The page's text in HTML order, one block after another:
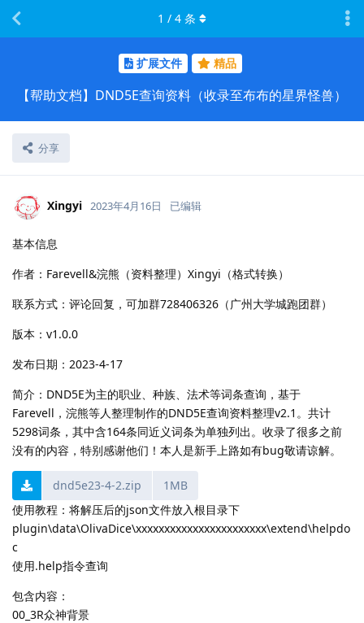
扩展文件 精品
【帮助文档】DND5E查询资料（收录至布布的星界怪兽）
分享
1 / 4 条
Xingyi 2023年4月16日 已编辑
基本信息
作者：Farevell&浣熊（资料整理）Xingyi（格式转换）
联系方式：评论回复，可加群728406326（广州大学城跑团群）
版本：v1.0.0
发布日期：2023-4-17
简介：DND5E为主的职业、种族、法术等词条查询，基于
Farevell，浣熊等人整理制作的DND5E查询资料整理v2.1。共计
5298词条，其中含164条同近义词条为单独列出。收录了很多之前
没有的内容，特别感谢他们！本人是新手上路如有bug敬请谅解。
dnd5e23-4-2.zip
1MB
使用教程：将解压后的json文件放入根目录下
plugin\data\OlivaDice\xxxxxxxxxxxxxxxxxxxxxxx\extend\helpdo
c
使用.help指令查询
包含内容：
00_3R众神背景